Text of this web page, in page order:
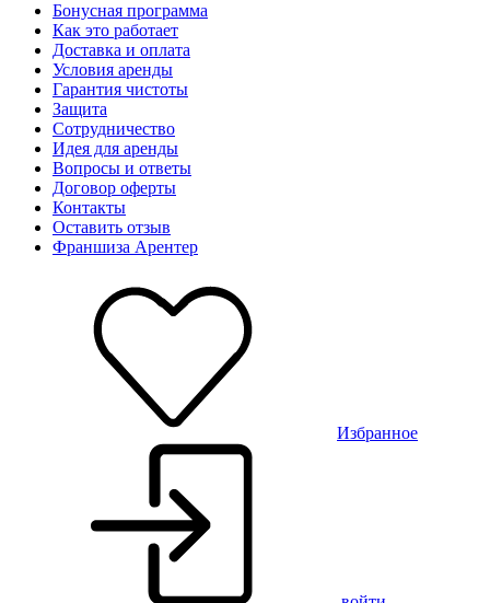
Бонусная программа
Как это работает
Доставка и оплата
Условия аренды
Гарантия чистоты
Защита
Сотрудничество
Идея для аренды
Вопросы и ответы
Договор оферты
Контакты
Оставить отзыв
Франшиза Арентер
Избранное